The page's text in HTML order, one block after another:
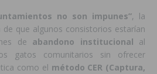
no son impunes”, la
que algunos consistorios estarían
de abandono institucional al
gatos comunitarios sin ofrecer
como el método CER (Captura,